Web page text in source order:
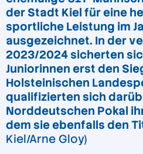
der Stadt Kiel für eine
sportliche Leistung im
ausgezeichnet. In der
2023/2024 sicherten
Juniorinnen erst den
Holsteinischen
qualifizierten sich
Norddeutschen Pokal
dem sie ebenfalls den
Kiel/Arne Gloy)